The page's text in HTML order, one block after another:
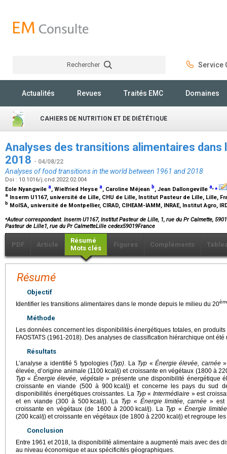
Rechercher Service
Actualités Revues Traités EMC Domaines
CAHIERS DE NUTRITION ET DE DIÉTÉTIQUE
Analyses des transitions alimentaires dans
2018 - 04/08/22
Analyses of food transitions in the world between 1961 and 2018
Doi : 10.1016/j.cnd.2022.02.004
Eole Nyangwile a, Wielfried Heyse a, Caroline Méjean b, Jean Dallongeville a,⁎
a Inserm U1167, université de Lille, CHU de Lille, Institut Pasteur de Lille, Lille,
b MoISA, université de Montpellier, CIRAD, CIHEAM-IAMM, INRAE, Institut Agro,
⁎Auteur correspondant. Inserm U1167, Institut Pasteur de Lille, 1, rue du Pr Calmette,
Pasteur de Lille1, rue du Pr CalmetteLille cedex59019France
PDF Article
Résumé
Mots clés
Figures Compléments
Résumé
Objectif
Identifier les transitions alimentaires dans le monde depuis le milieu du 20
Méthode
Les données concernent les disponibilités énergétiques totales, en
FAOSTATS (1961-2018). Des analyses de classification hiérarchique ont été
Résultats
L’analyse a identifié 5 typologies (Typ). La Typ « Énergie élevée, carnée»
élevée, d’origine animale (1100 kcal/j) et croissante en végétaux (1800 à
Typ « Énergie élevée, végétale» présente une disponibilité énergétique
croissante en viande (500 à 900 kcal/j) et concerne les pays du sud
disponibilités énergétiques croissantes. La Typ«Intermédiaire » est
et en viande (300 à 500 kcal/j). La Typ« Énergie limitée, carnée » est
croissante en végétaux (de 1600 à 2000 kcal/j). La Typ « Énergie
(200 kcal/j) et croissante en végétaux (de 1800 à 2200 kcal/j) et regroupe
Conclusion
Entre 1961 et 2018, la disponibilité alimentaire a augmenté mais avec des
au niveau économique et aux spécificités géographiques.